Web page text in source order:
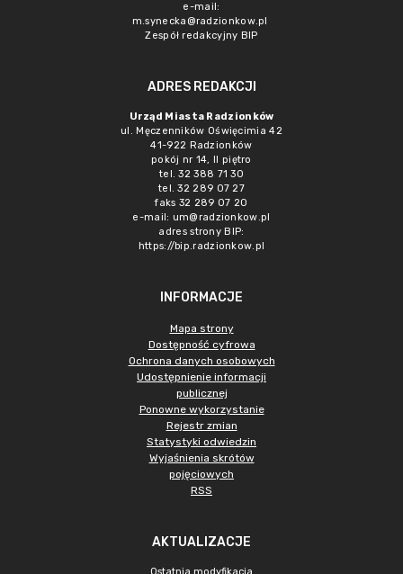
e-mail:
m.synecka@radzionkow.pl
Zespół redakcyjny BIP
ADRES REDAKCJI
Urząd Miasta Radzionków
ul. Męczenników Oświęcimia 42
41-922 Radzionków
pokój nr 14, II piętro
tel. 32 388 71 30
tel. 32 289 07 27
faks 32 289 07 20
e-mail: um@radzionkow.pl
adres strony BIP:
https://bip.radzionkow.pl
INFORMACJE
Mapa strony
Dostępność cyfrowa
Ochrona danych osobowych
Udostępnienie informacji
publicznej
Ponowne wykorzystanie
Rejestr zmian
Statystyki odwiedzin
Wyjaśnienia skrótów
pojęciowych
RSS
AKTUALIZACJE